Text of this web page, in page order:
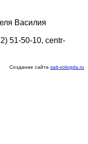
Василия
51-50-10, centr-
Создание сайта sait-vologda.ru